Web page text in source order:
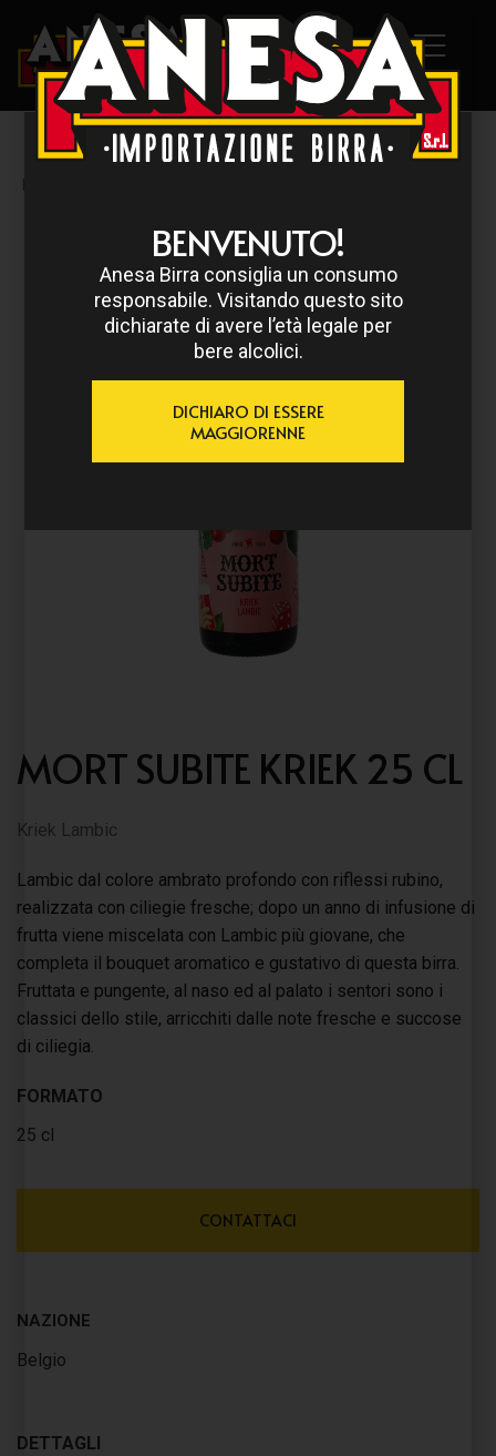
MORT SUBITE KRIEK 25 CL
Kriek Lambic
Lambic dal colore ambrato profondo con riflessi rubino,
realizzata con ciliegie fresche; dopo un anno di infusione di
frutta viene miscelata con Lambic più giovane, che
completa il bouquet aromatico e gustativo di questa birra.
Fruttata e pungente, al naso ed al palato i sentori sono i
classici dello stile, arricchiti dalle note fresche e succose
di ciliegia.
FORMATO
25 cl
CONTATTACI
NAZIONE
Belgio
DETTAGLI
BENVENUTO!
Anesa Birra consiglia un consumo
responsabile. Visitando questo sito
dichiarate di avere l’età legale per
bere alcolici.
DICHIARO DI ESSERE
MAGGIORENNE